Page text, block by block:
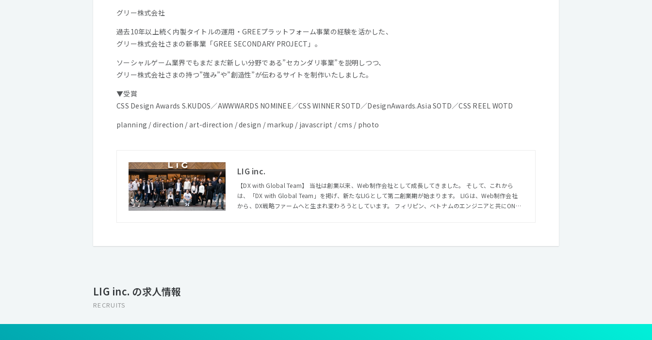
グリー株式会社
過去10年以上続く内製タイトルの運用・GREEプラットフォーム事業の経験を活かした、
グリー株式会社さまの新事業「GREE SECONDARY PROJECT」。
ソーシャルゲーム業界でもまだまだ新しい分野である”セカンダリ事業”を説明しつつ、
グリー株式会社さまの持つ”強み”や”創造性”が伝わるサイトを制作いたしました。
▼受賞
CSS Design Awards S.KUDOS／AWWWARDS NOMINEE／CSS WINNER SOTD／DesignAwards.Asia SOTD／CSS REEL WOTD
planning / direction / art-direction / design / markup / javascript / cms / photo
LIG inc.
【DX with Global Team】 当社は創業以来、Web制作会社として成長してきました。 そして、これから
は、「DX with Global Team」を掲げ、新たなLIGとして第二創業期が始まります。 LIGは、Web制作会社
から、DX戦略ファームへと生まれ変わろうとしています。 フィリピン、ベトナムのエンジニアと共にONE
が、近い将来「DXといえばLIG」と呼ばれることを、私たちは本気で実現していきたいと考えています。
LIG inc. の求人情報
RECRUITS